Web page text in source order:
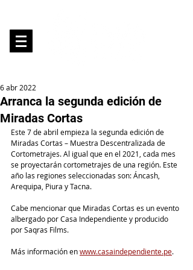
Arranca la segunda edición de
Miradas Cortas
6 abr 2022
Este 7 de abril empieza la segunda edición de
Miradas Cortas – Muestra Descentralizada de
Cortometrajes. Al igual que en el 2021, cada mes
se proyectarán cortometrajes de una región. Este
año las regiones seleccionadas son: Áncash,
Arequipa, Piura y Tacna.
Cabe mencionar que Miradas Cortas es un evento
albergado por Casa Independiente y producido
por Saqras Films.
Más información en www.casaindependiente.pe.